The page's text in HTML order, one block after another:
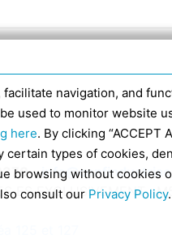
-
ES EXCLUSIVEMENT :
125 et 127
navigation, and
used to monitor website
here. By clicking “ACCEPT
certain types of cookies,
browsing without cookies
consult our Privacy Policy.